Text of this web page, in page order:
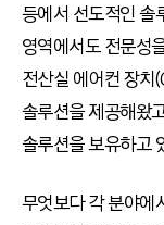
등에서 선도적인 솔
영역에서도 전문성
전산실 에어컨 장치
솔루션을 제공해왔
솔루션을 보유하고
무엇보다 각 분야에